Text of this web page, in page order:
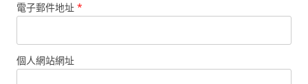
電子郵件地址 *
個人網站網址